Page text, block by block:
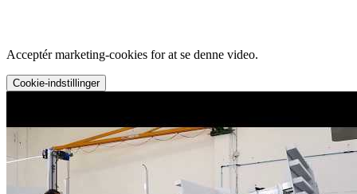
Acceptér marketing-cookies for at se denne video.
Cookie-indstillinger